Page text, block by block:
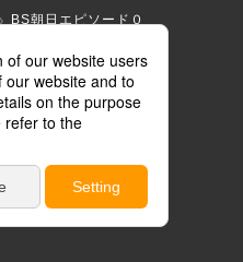
BS朝日エピソード０
GAME A
イベント